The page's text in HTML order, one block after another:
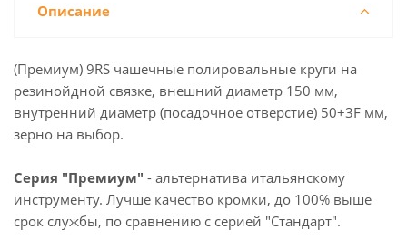
Описание
(Премиум) 9RS чашечные полировальные круги на
резинойдной связке, внешний диаметр 150 мм,
внутренний диаметр (посадочное отверстие) 50+3F мм,
зерно на выбор.
Серия "Премиум" - альтернатива итальянскому
инструменту. Лучше качество кромки, до 100% выше
срок службы, по сравнению с серией "Стандарт".